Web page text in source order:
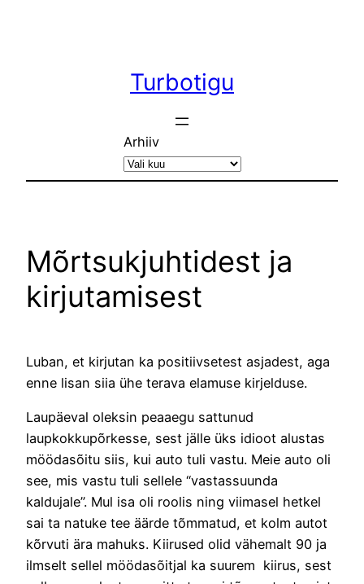
Turbotigu
Arhiiv
Mõrtsukjuhtidest ja
kirjutamisest
Luban, et kirjutan ka positiivsetest asjadest, aga
enne lisan siia ühe terava elamuse kirjelduse.
Laupäeval oleksin peaaegu sattunud
laupkokkupõrkesse, sest jälle üks idioot alustas
möödasõitu siis, kui auto tuli vastu. Meie auto oli
see, mis vastu tuli sellele “vastassuunda
kaldujale”. Mul isa oli roolis ning viimasel hetkel
sai ta natuke tee äärde tõmmatud, et kolm autot
kõrvuti ära mahuks. Kiirused olid vähemalt 90 ja
ilmselt sellel möödasõitjal ka suurem kiirus, sest